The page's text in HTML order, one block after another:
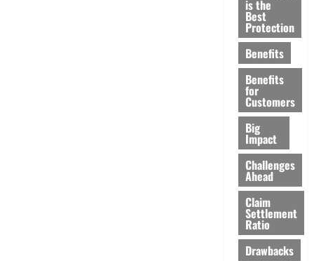
is the
Best
Protection
Benefits
Benefits
for
Customers
Big
Impact
Challenges
Ahead
Claim
Settlement
Ratio
Drawbacks